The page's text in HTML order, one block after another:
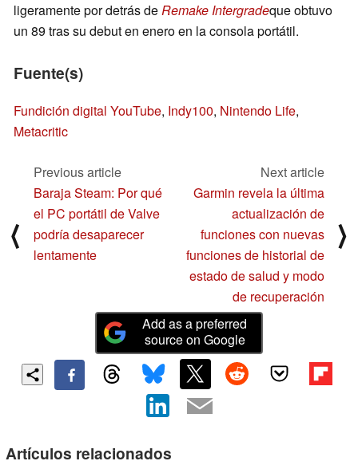
ligeramente por detrás deRemake Intergradeque obtuvo
un 89 tras su debut en enero en la consola portátil.
Fuente(s)
Fundición digital YouTube, Indy100, Nintendo Life,
Metacritic
⟨
Previous article
Baraja Steam: Por qué
el PC portátil de Valve
podría desaparecer
lentamente
Next article
Garmin revela la última
actualización de
funciones con nuevas
funciones de historial de
estado de salud y modo
de recuperación
⟩
Add as a preferred
source on Google
Artículos relacionados